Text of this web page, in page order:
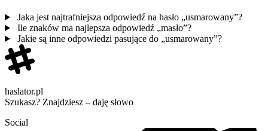
Jaka jest najtrafniejsza odpowiedź na hasło „usmarowany”?
Ile znaków ma najlepsza odpowiedź „masło”?
Jakie są inne odpowiedzi pasujące do „usmarowany”?
haslator.pl
Szukasz? Znajdziesz – daję słowo
Social